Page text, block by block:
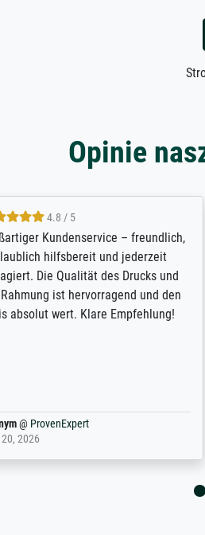
Opinie
5 / 5
Erinnerungsbuch mit der
meines Großvaters aus dem 1.
benötigte ich ein
Bild. Das habe ich bei
gefunden. Bei der Auswahl der
Vielen ...
@ProvenExpert
20, 2026